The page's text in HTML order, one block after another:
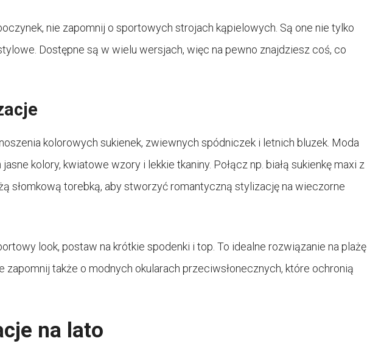
nie zapomnij o sportowych strojach kąpielowych. Są one nie tylko
Dostępne są w wielu wersjach, więc na pewno znajdziesz coś, co
kolorowych sukienek, zwiewnych spódniczek i letnich bluzek. Moda
kolory, kwiatowe wzory i lekkie tkaniny. Połącz np. białą sukienkę maxi z
słomkową torebką, aby stworzyć romantyczną stylizację na wieczorne
look, postaw na krótkie spodenki i top. To idealne rozwiązanie na plażę
zapomnij także o modnych okularach przeciwsłonecznych, które ochronią
na lato